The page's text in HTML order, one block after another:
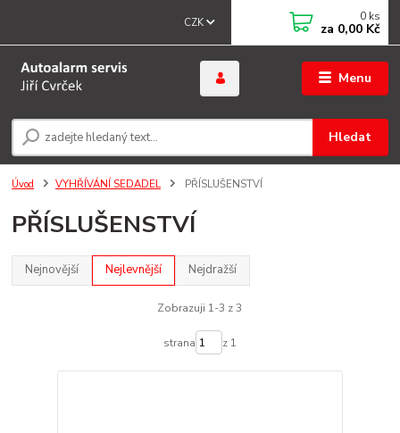
Menu
CZK
Hledat
0 ks
za 0,00 Kč
Úvod VYHŘÍVÁNÍ SEDADEL PŘÍSLUŠENSTVÍ
PŘÍSLUŠENSTVÍ
Nejnovější Nejlevnější Nejdražší
Zobrazuji 1-3 z 3
strana z 1